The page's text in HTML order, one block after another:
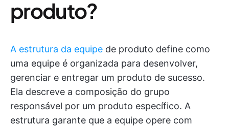
produto?
A estrutura da equipe de produto define como
uma equipe é organizada para desenvolver,
gerenciar e entregar um produto de sucesso.
Ela descreve a composição do grupo
responsável por um produto específico. A
estrutura garante que a equipe opere com